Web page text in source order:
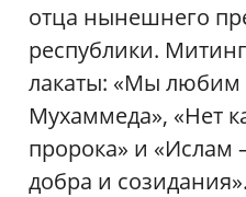
отца нынешнего
республики.
лакаты: «Мы любим
Мухаммеда», «Нет
пророка» и «Ислам
добра и созидания».